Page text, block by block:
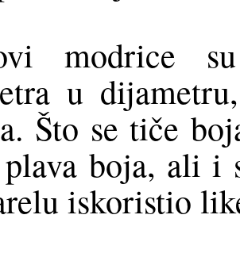
modrice
u
Što se tiče
boja, ali i
iskoristio